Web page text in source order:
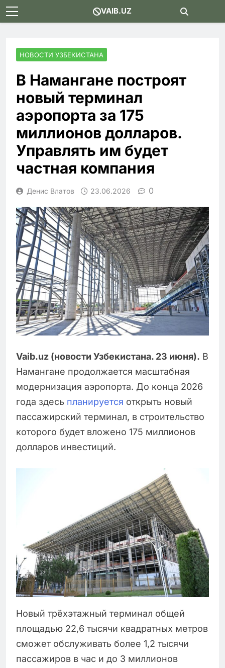
Skip
to
VAIB.UZ
НОВОСТИ УЗБЕКИСТАНА
В Намангане построят
новый терминал
аэропорта за 175
миллионов долларов.
Управлять им будет
частная компания
Денис Влатов 23.06.2026 0
Vaib.uz (новости Узбекистана. 23 июня). В
Намангане продолжается масштабная
модернизация аэропорта. До конца 2026
года здесь планируется открыть новый
пассажирский терминал, в строительство
которого будет вложено 175 миллионов
долларов инвестиций.
Новый трёхэтажный терминал общей
площадью 22,6 тысячи квадратных метров
сможет обслуживать более 1,2 тысячи
пассажиров в час и до 3 миллионов